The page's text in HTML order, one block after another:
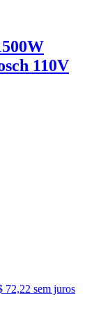
110V
72,22 sem juros